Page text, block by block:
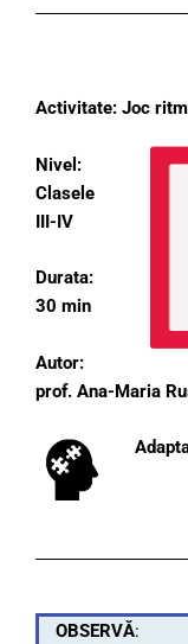
Activitate: Joc
Nivel:
Clasele
III-IV
Durata:
30 min
Autor:
prof. Ana-Maria
OBSERVĂ: